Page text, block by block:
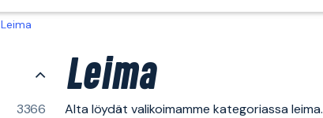
Leima
3366
Leima
Alta löydät valikoimamme kategoriassa leima.